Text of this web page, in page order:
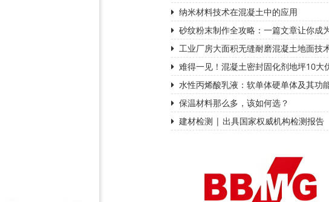
纳米材料技术在混凝土中的应用
砂纹粉末制作全攻略：一篇文章让你成
工业厂房大面积无缝耐磨混凝土地面技
难得一见！混凝土密封固化剂地坪10大
水性丙烯酸乳液：软单体硬单体及其功
保温材料那么多，该如何选？
建材检测 | 出具国家权威机构检测报告